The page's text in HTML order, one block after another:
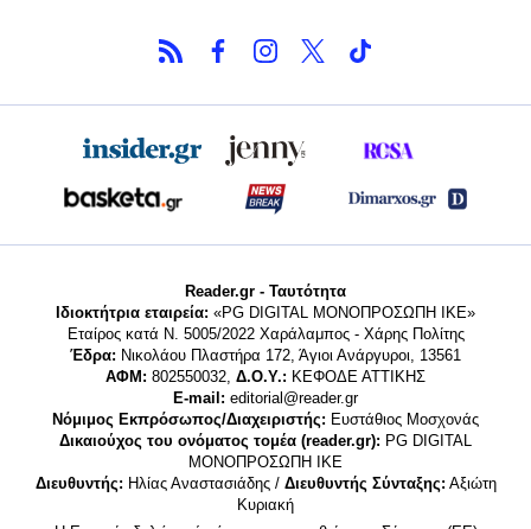
Reader.gr - Ταυτότητα
Ιδιοκτήτρια εταιρεία: «PG DIGITAL MONΟΠΡΟΣΩΠΗ ΙΚΕ»
Εταίρος κατά Ν. 5005/2022 Χαράλαμπος - Χάρης Πολίτης
Έδρα: Νικολάου Πλαστήρα 172, Άγιοι Ανάργυροι, 13561
ΑΦΜ: 802550032, Δ.Ο.Υ.: ΚΕΦΟΔΕ ΑΤΤΙΚΗΣ
E-mail: editorial@reader.gr
Νόμιμος Εκπρόσωπος/Διαχειριστής: Ευστάθιος Μοσχονάς
Δικαιούχος του ονόματος τομέα (reader.gr): PG DIGITAL
MONΟΠΡΟΣΩΠΗ ΙΚΕ
Διευθυντής: Ηλίας Αναστασιάδης / Διευθυντής Σύνταξης: Αξιώτη
Κυριακή